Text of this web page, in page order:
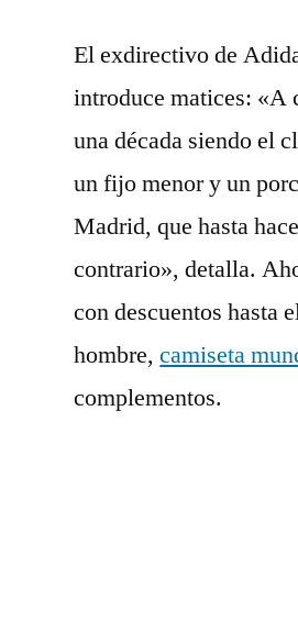
El exdirectivo de
introduce matices: «A
una década siendo el
un fijo menor y un
Madrid, que hasta
contrario», detalla.
con descuentos hasta
hombre,camiseta
complementos.